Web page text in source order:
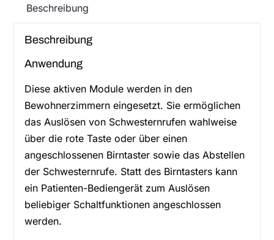
Beschreibung
Beschreibung
Anwendung
Diese aktiven Module werden in den
Bewohnerzimmern eingesetzt. Sie ermöglichen
das Auslösen von Schwesternrufen wahlweise
über die rote Taste oder über einen
angeschlossenen Birntaster sowie das Abstellen
der Schwesternrufe. Statt des Birntasters kann
ein Patienten-Bediengerät zum Auslösen
beliebiger Schaltfunktionen angeschlossen
werden.